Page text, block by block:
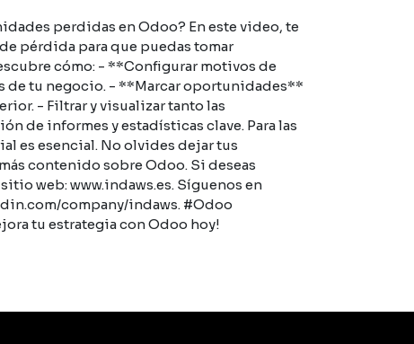
perdidas en Odoo? En este video, te
pérdida para que puedas tomar
cómo: - **Configurar motivos de
de tu negocio. - **Marcar oportunidades**
- Filtrar y visualizar tanto las
de informes y estadísticas clave. Para las
es esencial. No olvides dejar tus
contenido sobre Odoo. Si deseas
web: www.indaws.es. Síguenos en
company/indaws. #Odoo
tu estrategia con Odoo hoy!